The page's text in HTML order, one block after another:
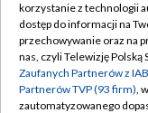
Abonament TVP
Emisja w TVP
Centrum
korzystanie z technologii
dostęp do informacji na
przechowywanie oraz na
nas, czyli Telewizję Polską
Zaufanych Partnerów z
Partnerów TVP (93 firm),
zautomatyzowanego